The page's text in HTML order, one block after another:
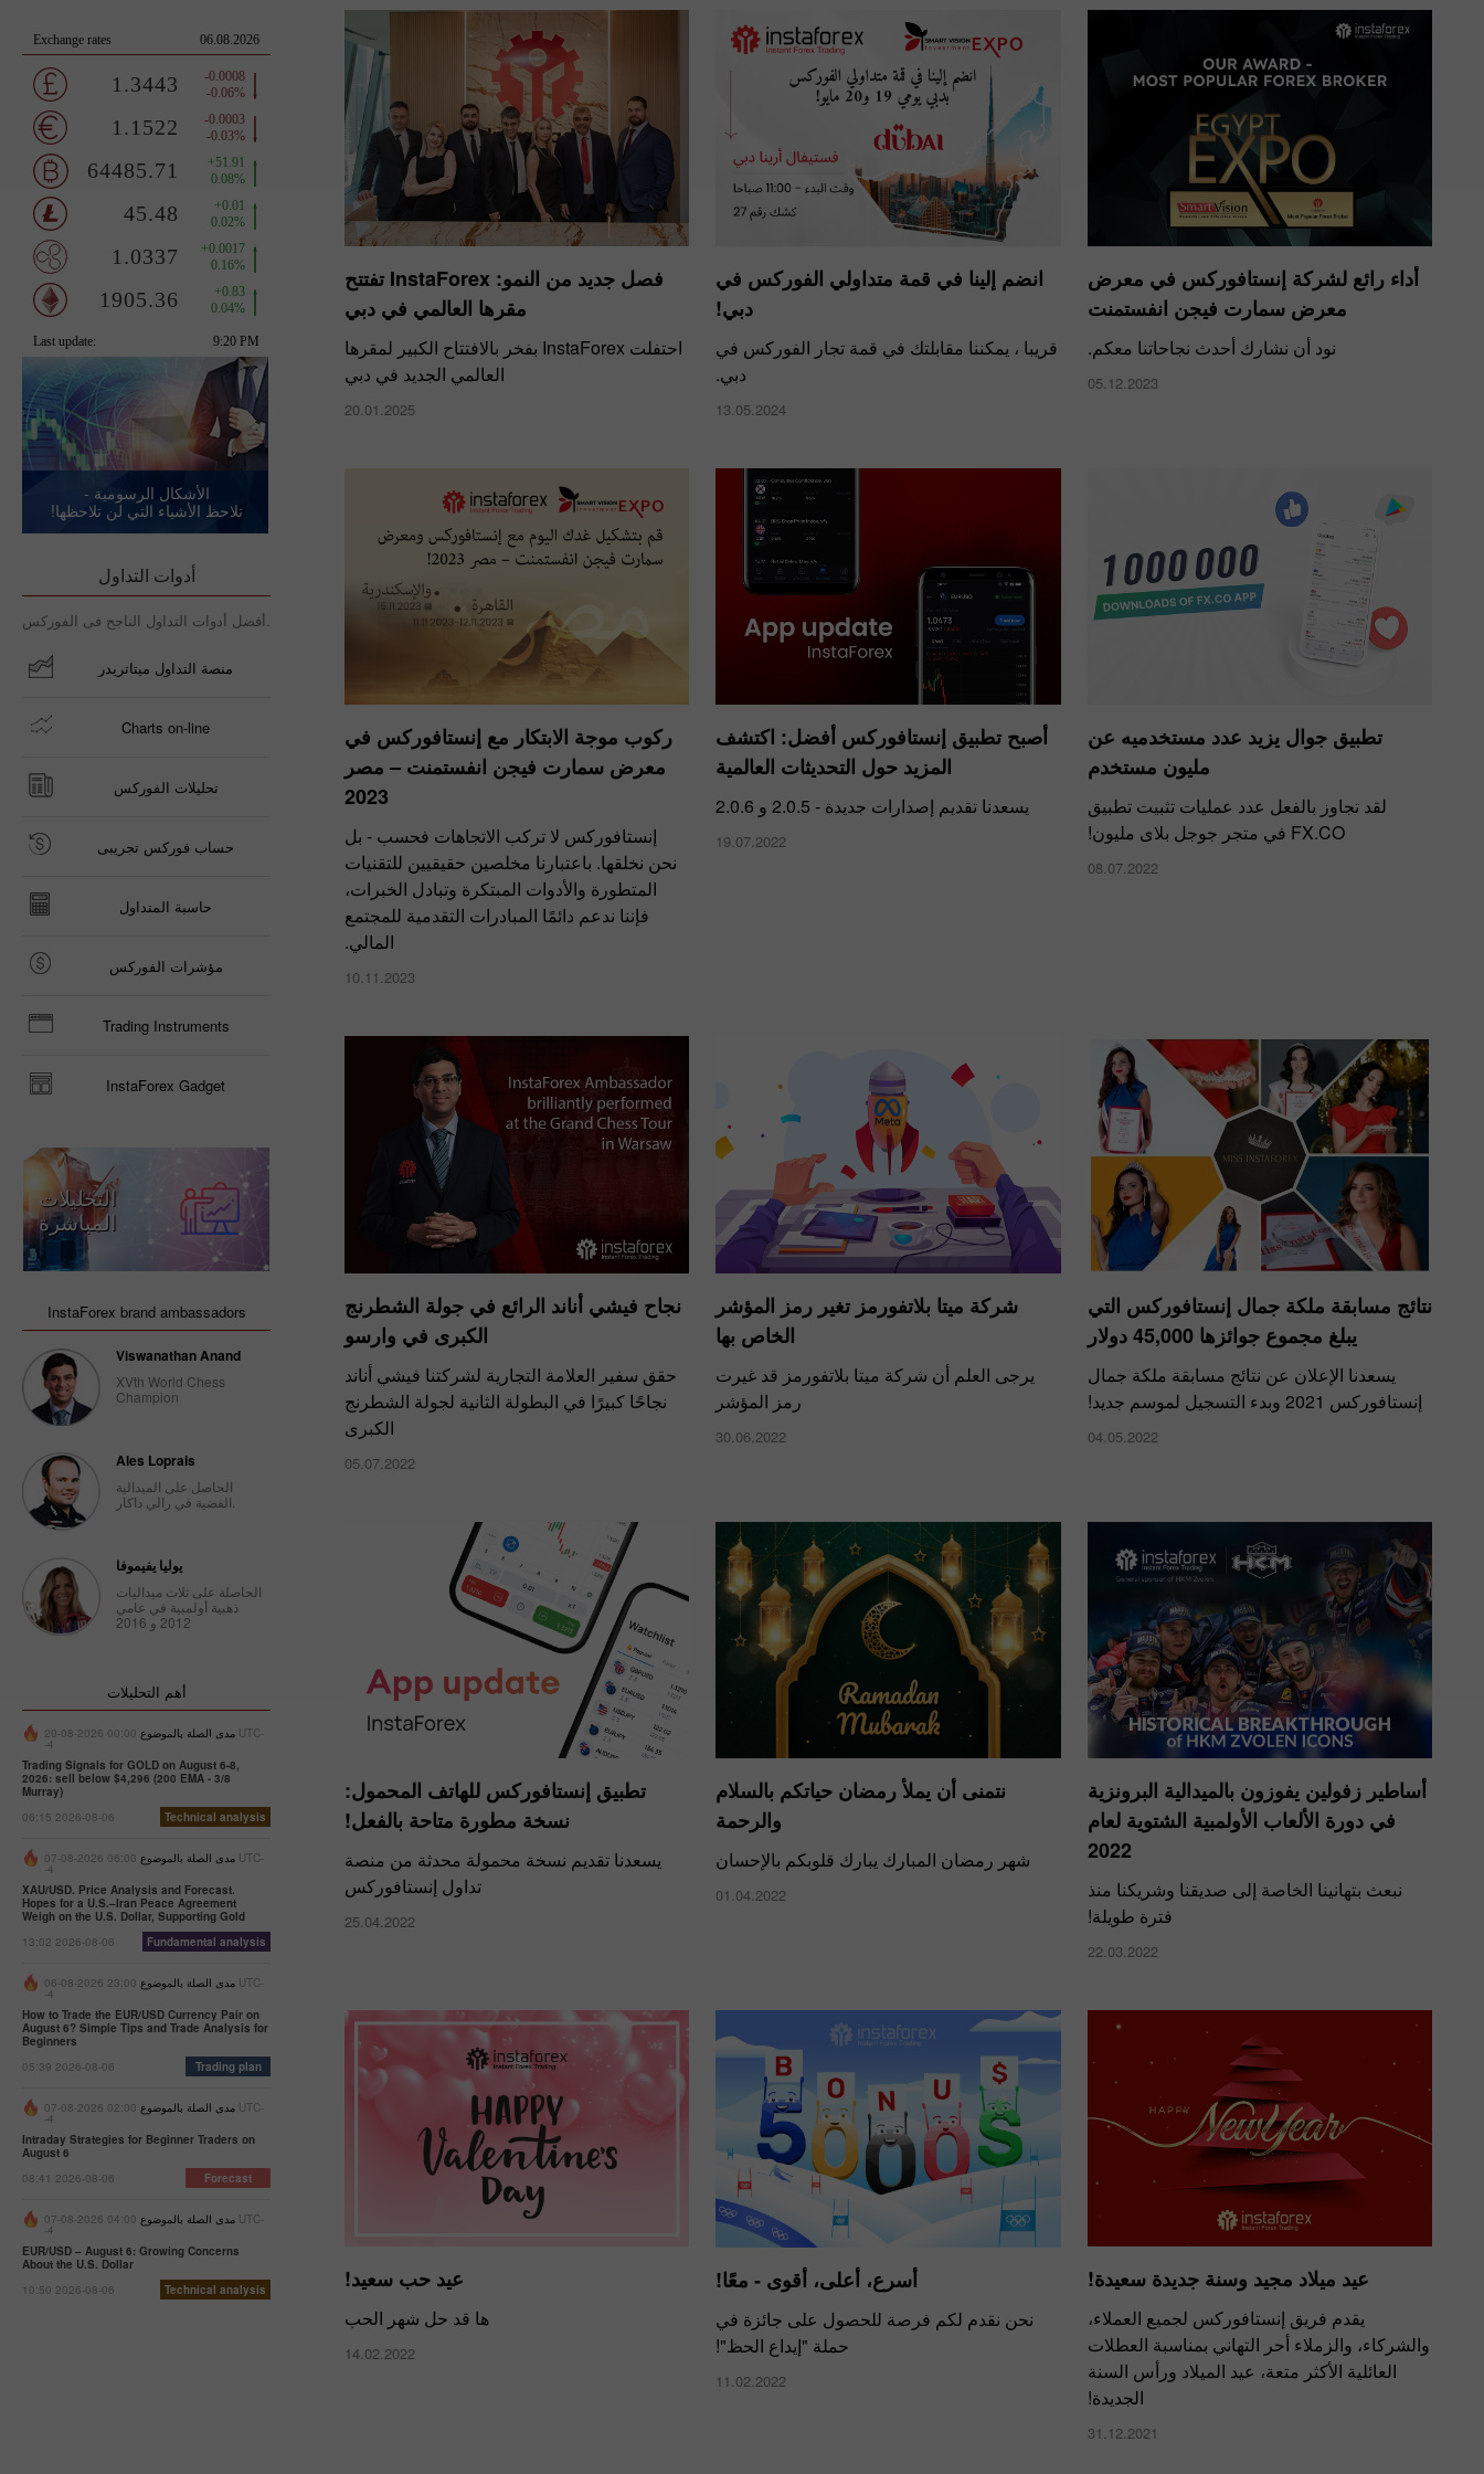
​فصل جديد من النمو: InstaForex تفتتح
مقرها العالمي في دبي
احتفلت InstaForex بفخر بالافتتاح الكبير لمقرها
العالمي الجديد في دبي
20.01.2025
انضم إلينا في قمة متداولي الفوركس في
دبي!
قريبا ، يمكننا مقابلتك في قمة تجار الفوركس في
دبي.
13.05.2024
أداء رائع لشركة إنستافوركس في معرض
معرض سمارت فيجن انفستمنت
نود أن نشارك أحدث نجاحاتنا معكم.
05.12.2023
ركوب موجة الابتكار مع إنستافوركس في
معرض سمارت فيجن انفستمنت – مصر
2023
إنستافوركس لا تركب الاتجاهات فحسب - بل
نحن نخلقها. باعتبارنا مخلصين حقيقيين للتقنيات
المتطورة والأدوات المبتكرة وتبادل الخبرات،
فإننا ندعم دائمًا المبادرات التقدمية للمجتمع
المالي.
10.11.2023
أصبح تطبيق إنستافوركس أفضل: اكتشف
المزيد حول التحديثات العالمية
يسعدنا تقديم إصدارات جديدة - 2.0.5 و 2.0.6
19.07.2022
تطبيق جوال يزيد عدد مستخدميه عن
مليون مستخدم
لقد تجاوز بالفعل عدد عمليات تثبيت تطبيق
FX.CO في متجر جوجل بلاى مليون!
08.07.2022
نجاح فيشي أناند الرائع في جولة الشطرنج
الكبرى في وارسو
حقق سفير العلامة التجارية لشركتنا فيشي أناند
نجاحًا كبيرًا في البطولة الثانية لجولة الشطرنج
الكبرى
05.07.2022
شركة ميتا بلاتفورمز تغير رمز المؤشر
الخاص بها
يرجى العلم أن شركة ميتا بلاتفورمز قد غيرت
رمز المؤشر
30.06.2022
نتائج مسابقة ملكة جمال إنستافوركس التي
يبلغ مجموع جوائزها 45,000 دولار
يسعدنا الإعلان عن نتائج مسابقة ملكة جمال
إنستافوركس 2021 وبدء التسجيل لموسم جديد!
04.05.2022
تطبيق إنستافوركس للهاتف المحمول:
نسخة مطورة متاحة بالفعل!
يسعدنا تقديم نسخة محمولة محدثة من منصة
تداول إنستافوركس
25.04.2022
نتمنى أن يملأ رمضان حياتكم بالسلام
والرحمة
شهر رمضان المبارك يبارك قلوبكم بالإحسان
01.04.2022
أساطير زفولين يفوزون بالميدالية البرونزية
في دورة الألعاب الأولمبية الشتوية لعام
2022
نبعث بتهانينا الخاصة إلى صديقنا وشريكنا منذ
فترة طويلة!
22.03.2022
عيد حب سعيد!
ها قد حل شهر الحب
14.02.2022
أسرع، أعلى، أقوى - معًا!
نحن نقدم لكم فرصة للحصول على جائزة في
حملة "إيداع الحظ"!
11.02.2022
عيد ميلاد مجيد وسنة جديدة سعيدة!
يقدم فريق إنستافوركس لجميع العملاء،
والشركاء، والزملاء أحر التهاني بمناسبة العطلات
العائلية الأكثر متعة، عيد الميلاد ورأس السنة
الجديدة!
31.12.2021
الأشكال الرسومية -
تلاحظ الأشياء التي لن تلاحظها!
أدوات التداول
أفضل أدوات التداول الناجح فى الفوركس.
منصة التداول ميتاتريدر
Charts on-line
تحليلات الفوركس
حساب فوركس تجريبى
حاسبة المتداول
مؤشرات الفوركس
Trading Instruments
InstaForex Gadget
التحليلات
المباشرة
InstaForex brand ambassadors
Viswanathan Anand
XVth World Chess
Champion
Ales Loprais
الحاصل على الميدالية
يوليا يفيموفا
الحاصلة على ثلاث ميداليات
ذهبية أولمبية في عامي
2012 و 2016
أهم التحليلات
مدى الصلة بالموضوع 00:00 2026-08-20 UTC-
-4
Trading Signals for GOLD on August 6-8,
2026: sell below $4,296 (200 EMA - 3/8
Murray)
06:15 2026-08-06
Technical analysis
مدى الصلة بالموضوع 06:00 2026-08-07 UTC-
-4
XAU/USD. Price Analysis and Forecast.
Hopes for a U.S.–Iran Peace Agreement
Weigh on the U.S. Dollar, Supporting Gold
13:02 2026-08-06
Fundamental analysis
مدى الصلة بالموضوع 23:00 2026-08-06 UTC-
-4
How to Trade the EUR/USD Currency Pair on
August 6? Simple Tips and Trade Analysis for
Beginners
05:39 2026-08-06
Trading plan
مدى الصلة بالموضوع 02:00 2026-08-07 UTC-
-4
Intraday Strategies for Beginner Traders on
August 6
08:41 2026-08-06
Forecast
مدى الصلة بالموضوع 04:00 2026-08-07 UTC-
-4
EUR/USD – August 6: Growing Concerns
About the U.S. Dollar
10:50 2026-08-06
Technical analysis